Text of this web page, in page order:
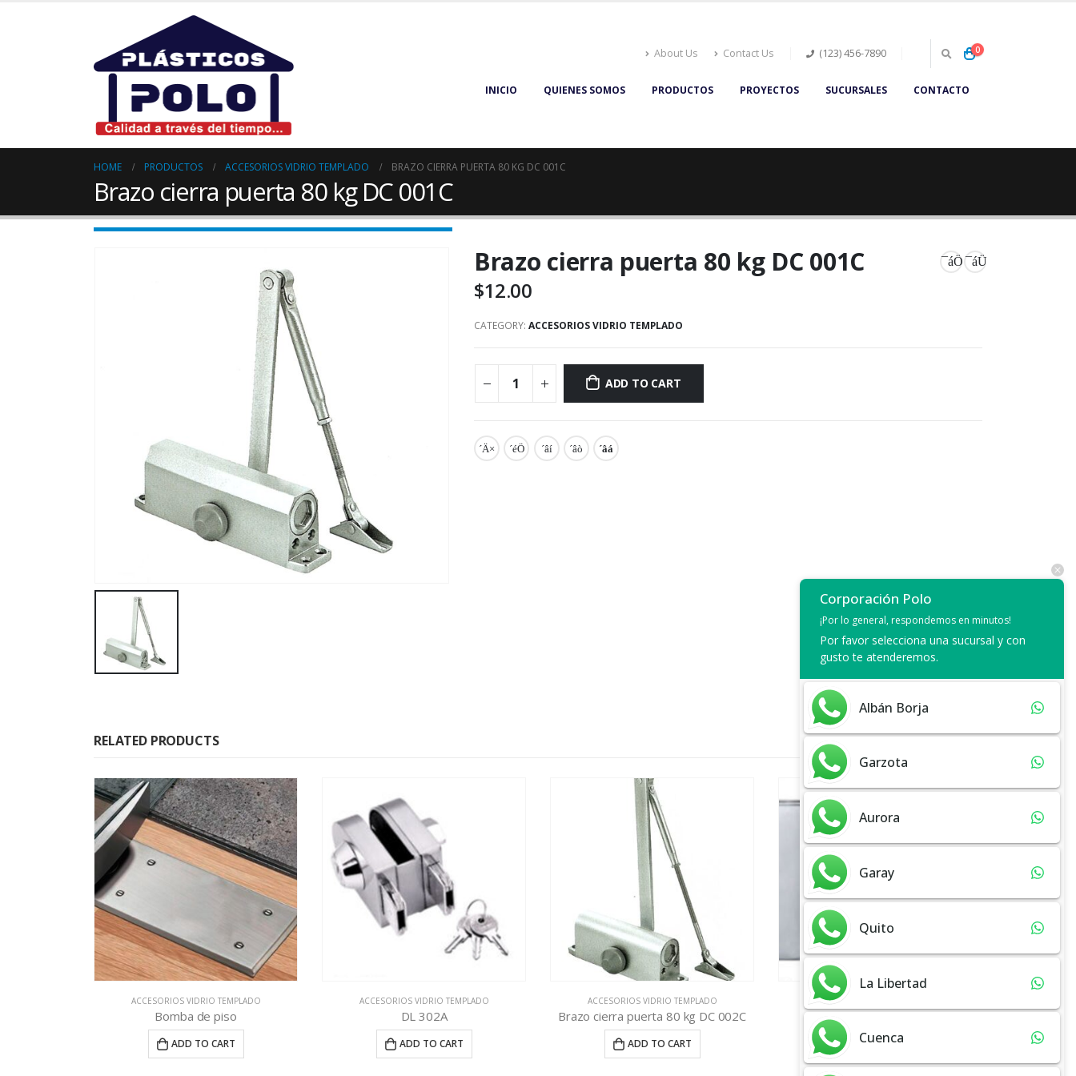
About Us Contact Us (123) 456-7890 0
INICIO QUIENES SOMOS PRODUCTOS PROYECTOS SUCURSALES CONTACTO
HOME PRODUCTOS ACCESORIOS VIDRIO TEMPLADO BRAZO CIERRA PUERTA 80 KG DC 001C
Brazo cierra puerta 80 kg DC 001C
Brazo cierra puerta 80 kg DC 001C
$12.00
CATEGORY: ACCESORIOS VIDRIO TEMPLADO
ADD TO CART
RELATED PRODUCTS
ACCESORIOS VIDRIO TEMPLADO
DL 302A
ADD TO CART
ACCESORIOS VIDRIO TEMPLADO
Brazo cierra puerta 80 kg DC 002C
ADD TO CART
ACCESORIOS VIDRIO TEMPLADO
DL 503
ADD TO CART
ACCESORIOS VIDRIO TEMPLADO
TORNILLOS DECORATIVOS
ADD TO CART
Corporación Polo
¡Por lo general, respondemos en minutos!
Por favor selecciona una sucursal y con
gusto te atenderemos.
Albán Borja
Garzota
Aurora
Garay
Quito
La Libertad
Cuenca